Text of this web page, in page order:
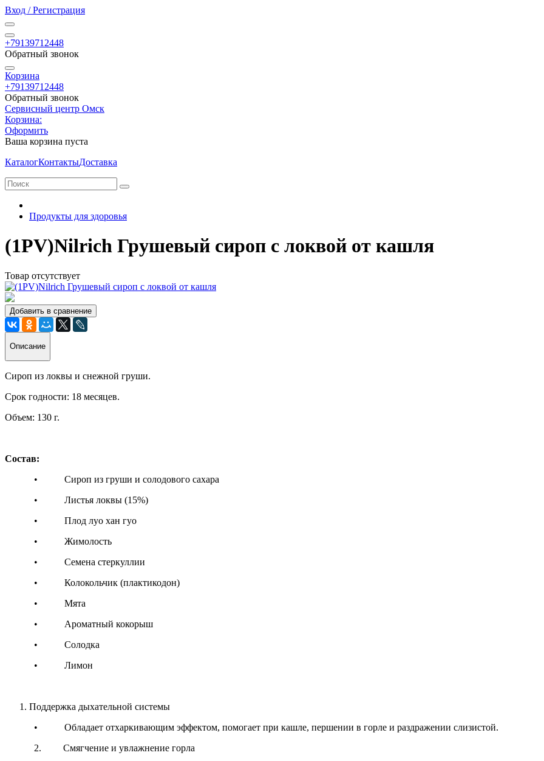
Вход / Регистрация
+79139712448
Обратный звонок
Корзина
+79139712448
Обратный звонок
Сервисный центр Омск
Корзина:
Оформить
Ваша корзина пуста
КаталогКонтактыДоставка
Продукты для здоровья
(1PV)Nilrich Грушевый сироп с локвой от кашля
Товар отсутствует
Добавить в сравнение
Описание
Сироп из локвы и снежной груши.
Срок годности: 18 месяцев.
Объем: 130 г.
Состав:
• Сироп из груши и солодового сахара
• Листья локвы (15%)
• Плод луо хан гуо
• Жимолость
• Семена стеркуллии
• Колокольчик (плактикодон)
• Мята
• Ароматный кокорыш
• Солодка
• Лимон
Поддержка дыхательной системы
• Обладает отхаркивающим эффектом, помогает при кашле, першении в горле и раздражении слизистой.
2. Смягчение и увлажнение горла